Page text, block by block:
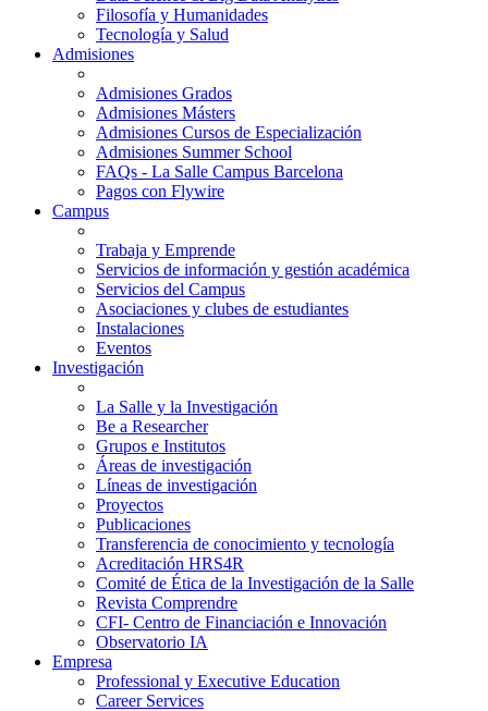
Filosofía y Humanidades
Tecnología y Salud
Admisiones
Admisiones Grados
Admisiones Másters
Admisiones Cursos de Especialización
Admisiones Summer School
FAQs - La Salle Campus Barcelona
Pagos con Flywire
Campus
Trabaja y Emprende
Servicios de información y gestión académica
Servicios del Campus
Asociaciones y clubes de estudiantes
Instalaciones
Eventos
Investigación
La Salle y la Investigación
Be a Researcher
Grupos e Institutos
Áreas de investigación
Líneas de investigación
Proyectos
Publicaciones
Transferencia de conocimiento y tecnología
Acreditación HRS4R
Comité de Ética de la Investigación de la Salle
Revista Comprendre
CFI- Centro de Financiación e Innovación
Observatorio IA
Empresa
Professional y Executive Education
Career Services